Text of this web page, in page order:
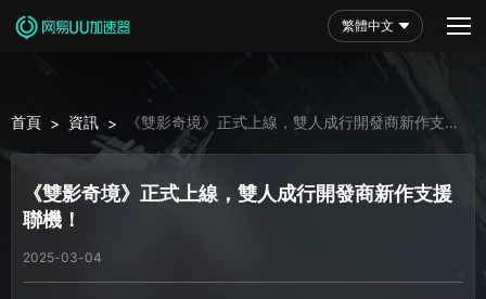
繁體中文
首頁 > 資訊 >
《雙影奇境》正式上線，雙人成行開發商新作支援
聯機！
《雙影奇境》正式上線，雙人成行開發商新作支援
聯機！
2025-03-04